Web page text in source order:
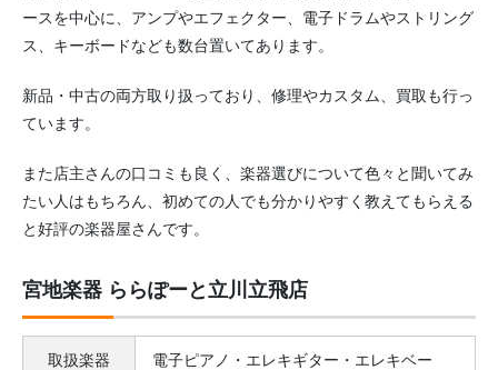
ースを中心に、アンプやエフェクター、電子ドラムやストリング
ス、キーボードなども数台置いてあります。
新品・中古の両方取り扱っており、修理やカスタム、買取も行っ
ています。
また店主さんの口コミも良く、楽器選びについて色々と聞いてみ
たい人はもちろん、初めての人でも分かりやすく教えてもらえる
と好評の楽器屋さんです。
宮地楽器 ららぽーと立川立飛店
取扱楽器
電子ピアノ・エレキギター・エレキベー